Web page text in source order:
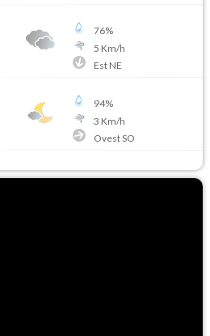
76%
5 Km/h
Est NE
94%
3 Km/h
Ovest SO